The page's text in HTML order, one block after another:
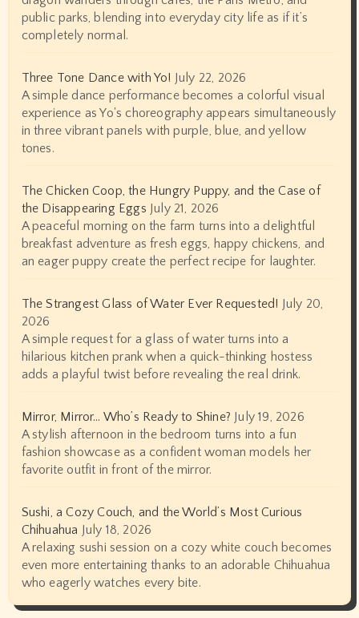
public parks, blending into everyday city life as if it’s
completely normal.
Three Tone Dance with Yo! July 22, 2026
A simple dance performance becomes a colorful visual
experience as Yo's choreography appears simultaneously
in three vibrant panels with purple, blue, and yellow
tones.
The Chicken Coop, the Hungry Puppy, and the Case of
the Disappearing Eggs July 21, 2026
A peaceful morning on the farm turns into a delightful
breakfast adventure as fresh eggs, happy chickens, and
an eager puppy create the perfect recipe for laughter.
The Strangest Glass of Water Ever Requested! July 20,
2026
A simple request for a glass of water turns into a
hilarious kitchen prank when a quick-thinking hostess
adds a playful twist before revealing the real drink.
Mirror, Mirror… Who’s Ready to Shine? July 19, 2026
A stylish afternoon in the bedroom turns into a fun
fashion showcase as a confident woman models her
favorite outfit in front of the mirror.
Sushi, a Cozy Couch, and the World’s Most Curious
Chihuahua July 18, 2026
A relaxing sushi session on a cozy white couch becomes
even more entertaining thanks to an adorable Chihuahua
who eagerly watches every bite.